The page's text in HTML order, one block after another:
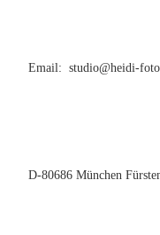
Email: studio@heidi-
D-80686 München